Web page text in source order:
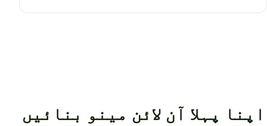
اپنا پہلا آن لائن مینو بنائیں